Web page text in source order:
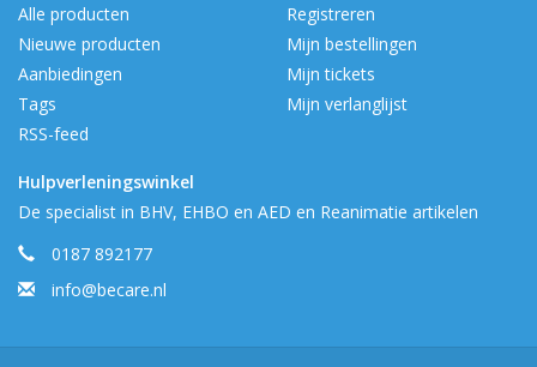
Alle producten
Nieuwe producten
Aanbiedingen
Tags
RSS-feed
Registreren
Mijn bestellingen
Mijn tickets
Mijn verlanglijst
Hulpverleningswinkel
De specialist in BHV, EHBO en AED en Reanimatie artikelen
0187 892177
info@becare.nl